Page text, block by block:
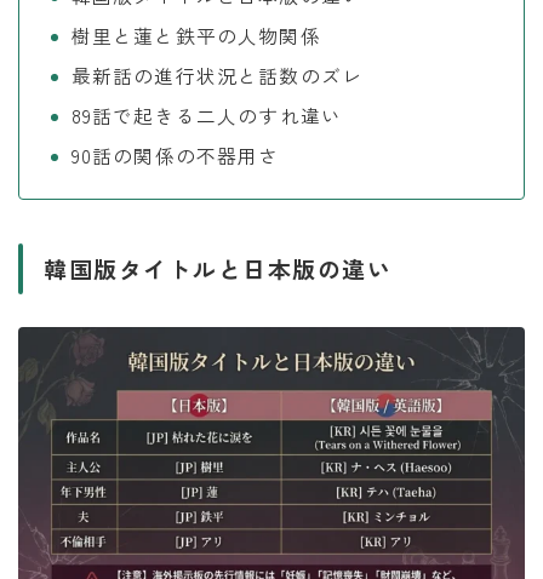
樹里と蓮と鉄平の人物関係
最新話の進行状況と話数のズレ
89話で起きる二人のすれ違い
90話の関係の不器用さ
韓国版タイトルと日本版の違い